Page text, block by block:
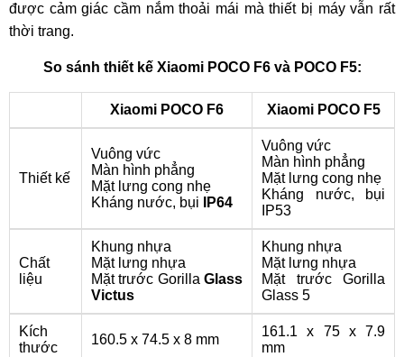
được cảm giác cầm nắm thoải mái mà thiết bị máy vẫn rất
thời trang.
So sánh thiết kế Xiaomi POCO F6 và POCO F5:
Xiaomi POCO F6 Xiaomi POCO F5
Thiết kế
Vuông vức
Màn hình phẳng
Mặt lưng cong nhẹ
Kháng nước, bụi
IP64
Vuông vức
Màn hình phẳng
Mặt lưng cong nhẹ
Kháng nước, bụi
IP53
Chất
liệu
Khung nhựa
Mặt lưng nhựa
Mặt trước Gorilla Glass
Victus
Khung nhựa
Mặt lưng nhựa
Mặt trước Gorilla
Glass 5
Kích
thước
160.5 x 74.5 x 8 mm
161.1 x 75 x 7.9
mm